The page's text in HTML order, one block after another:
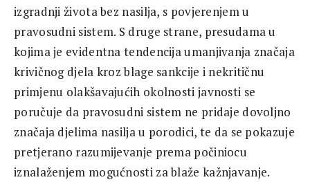
izgradnji života bez nasilja, s povjerenjem u
pravosudni sistem. S druge strane, presudama u
kojima je evidentna tendencija umanjivanja značaja
krivičnog djela kroz blage sankcije i nekritičnu
primjenu olakšavajućih okolnosti javnosti se
poručuje da pravosudni sistem ne pridaje dovoljno
značaja djelima nasilja u porodici, te da se pokazuje
pretjerano razumijevanje prema počiniocu
iznalaženjem mogućnosti za blaže kažnjavanje.